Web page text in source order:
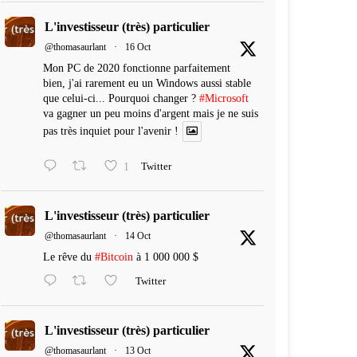
L'investisseur (très) particulier
@thomasaurlant · 16 Oct
Mon PC de 2020 fonctionne parfaitement
bien, j'ai rarement eu un Windows aussi stable
que celui-ci... Pourquoi changer ? #Microsoft
va gagner un peu moins d'argent mais je ne suis
pas très inquiet pour l'avenir !
1 Twitter
L'investisseur (très) particulier
@thomasaurlant · 14 Oct
Le rêve du #Bitcoin à 1 000 000 $
Twitter
L'investisseur (très) particulier
@thomasaurlant · 13 Oct